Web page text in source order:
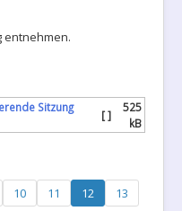
entnehmen.
Sitzung
[ ]
525
kB
10 11 12
13